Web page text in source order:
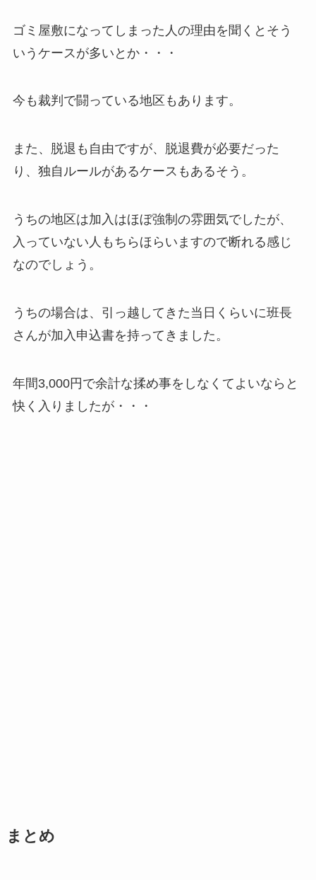
ゴミ屋敷になってしまった人の理由を聞くとそう
いうケースが多いとか・・・
今も裁判で闘っている地区もあります。
また、脱退も自由ですが、脱退費が必要だった
り、独自ルールがあるケースもあるそう。
うちの地区は加入はほぼ強制の雰囲気でしたが、
入っていない人もちらほらいますので断れる感じ
なのでしょう。
うちの場合は、引っ越してきた当日くらいに班長
さんが加入申込書を持ってきました。
年間3,000円で余計な揉め事をしなくてよいならと
快く入りましたが・・・
まとめ